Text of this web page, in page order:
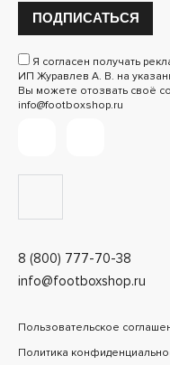
8 (800) 777-70-38
info@footboxshop.ru
ПОДПИСАТЬСЯ
Я согласен получать
ИП Журавлев А. В. на
Вы можете отозвать своё
info@footboxshop.ru
Пользовательское
Политика